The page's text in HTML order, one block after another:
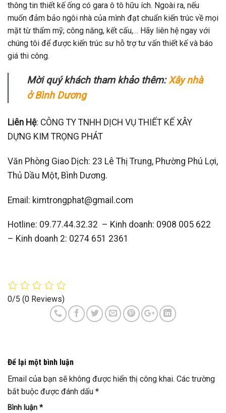
thông tin thiết kế ống có gara ô tô hữu ích. Ngoài ra, nếu
muốn đảm bảo ngôi nhà của mình đạt chuẩn kiến trúc về mọi
mặt từ thẩm mỹ; công năng, kết cấu,… Hãy liên hệ ngay với
chúng tôi để được kiến trúc sư hỗ trợ tư vấn thiết kế và báo
giá thi công.
Mời quý khách tham khảo thêm:Xây nhà
ở Bình Dương
Liên Hệ: CÔNG TY TNHH DỊCH VỤ THIẾT KẾ XÂY
DỰNG KIM TRỌNG PHÁT
Văn Phòng Giao Dịch: 23 Lê Thị Trung, Phường Phú Lợi,
Thủ Dầu Một, Bình Dương.
Email: kimtrongphat@gmail.com
Hotline: 09.77.44.32.32 – Kinh doanh: 0908 005 622
– Kinh doanh 2: 0274 651 2361
0/5 (0 Reviews)
Để lại một bình luận
Email của bạn sẽ không được hiển thị công khai. Các trường
bắt buộc được đánh dấu *
Bình luận *